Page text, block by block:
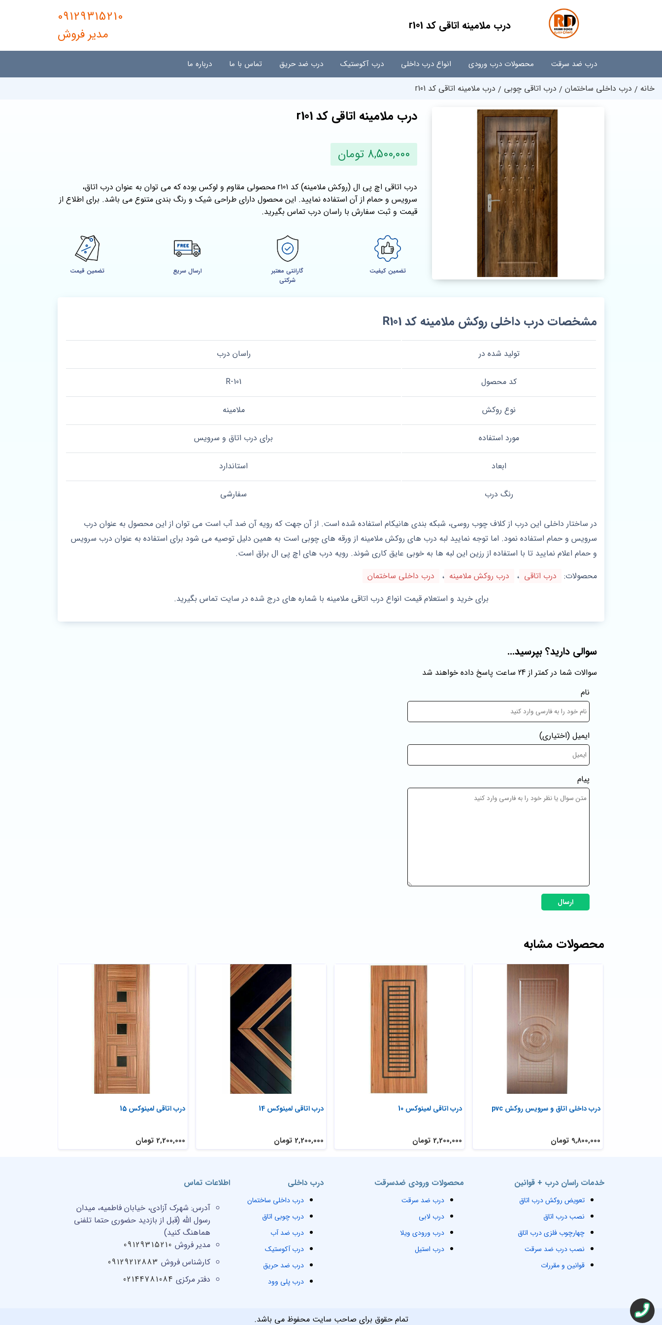
درب ملامینه اتاقی کد r101
09129315210
مدیر فروش
درب ضد سرقت محصولات درب ورودی انواع درب داخلی درب آکوستیک درب ضد حریق تماس با ما درباره ما
خانه درب داخلی ساختمان درب اتاقی چوبی درب ملامینه اتاقی کد r101
درب ملامینه اتاقی کد r101
8,500,000 تومان
درب اتاقی اچ پی ال (روکش ملامینه) کد r101 محصولی مقاوم و لوکس بوده که می توان به عنوان درب اتاق،
سرویس و حمام از آن استفاده نمایید. این محصول دارای طراحی شیک و رنگ بندی متنوع می باشد. برای اطلاع از
قیمت و ثبت سفارش با راسان درب تماس بگیرید.
تضمین کیفیت
گارانتی معتبر
شرکتی
ارسال سریع تضمین قیمت
مشخصات درب داخلی روکش ملامینه کد R101
تولید شده در راسان درب
کد محصول R-101
نوع روکش ملامینه
مورد استفاده برای درب اتاق و سرویس
ابعاد استاندارد
رنگ درب سفارشی
در ساختار داخلی این درب از کلاف چوب روسی، شبکه بندی هانیکام استفاده شده است. از آن جهت که رویه آن ضد آب است می توان از این محصول به عنوان درب
سرویس و حمام استفاده نمود. اما توجه نمایید لبه درب های روکش ملامینه از ورقه های چوبی است به همین دلیل توصیه می شود برای استفاده به عنوان درب سرویس
و حمام اعلام نمایید تا با استفاده از رزین این لبه ها به خوبی عایق کاری شوند. رویه درب های اچ پی ال براق است.
محصولات:
درب اتاقی ، درب روکش ملامینه ،
درب داخلی ساختمان
برای خرید و استعلام قیمت انواع درب اتاقی ملامینه با شماره های درج شده در سایت تماس بگیرید.
سوالی دارید؟ بپرسید...
سوالات شما در کمتر از 24 ساعت پاسخ داده خواهند شد
نام
ایمیل (اختیاری)
پیام
ارسال
محصولات مشابه
درب اتاقی لمینوکس 15
2,200,000 تومان
درب اتاقی لمینوکس 14
2,200,000 تومان
درب اتاقی لمینوکس 10
2,200,000 تومان
درب داخلی اتاق و سرویس روکش pvc
9,800,000 تومان
خدمات راسان درب + قوانین
تعویض روکش درب اتاق
نصب درب اتاق
چهارچوب فلزی درب اتاق
نصب درب ضد سرقت
قوانین و مقررات
محصولات ورودی ضدسرقت
درب ضد سرقت
درب لابی
درب ورودی ویلا
درب استیل
درب داخلی
درب داخلی ساختمان
درب چوبی اتاق
درب ضد آب
درب آکوستیک
درب ضد حریق
درب پلی وود
اطلاعات تماس
آدرس: شهرک آزادی، خیابان فاطمیه، میدان
رسول الله (قبل از بازدید حضوری حتما تلفنی
هماهنگ کنید)
مدیر فروش 09129315210
کارشناس فروش 09129212883
دفتر مرکزی 02144781084
تمام حقوق برای صاحب سایت محفوظ می باشد.